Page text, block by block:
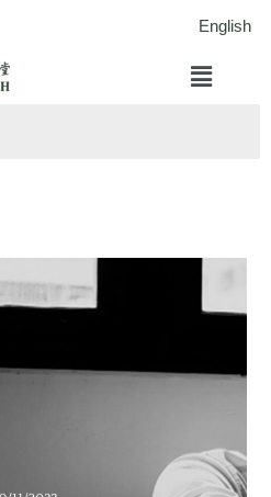
English
菜
单